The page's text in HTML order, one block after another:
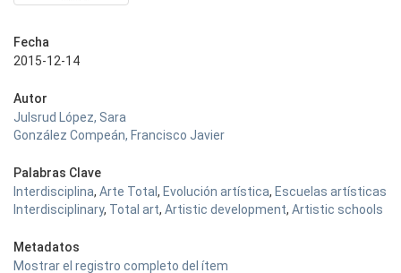
Fecha
2015-12-14
Autor
Julsrud López, Sara
González Compeán, Francisco Javier
Palabras Clave
Interdisciplina, Arte Total , Evolución artística, Escuelas artísticas
Interdisciplinary, Total art, Artistic development, Artistic schools
Metadatos
Mostrar el registro completo del ítem